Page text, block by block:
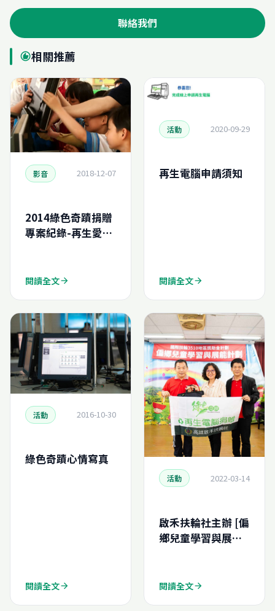
聯絡我們
recommend相關推薦
影音 2018-12-07
2014綠色奇蹟捐贈
專案紀錄-再生愛心
閱讀全文arrow_forward
活動 2020-09-29
再生電腦申請須知
閱讀全文arrow_forward
活動 2016-10-30
綠色奇蹟心情寫真
閱讀全文arrow_forward
活動 2022-03-14
啟禾扶輪社主辦 [偏
鄉兒童學習與展能
閱讀全文arrow_forward